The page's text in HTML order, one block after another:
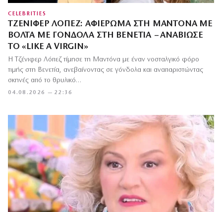
CELEBRITIES
ΤΖΈΝΙΦΕΡ ΛΌΠΕΖ: ΑΦΙΈΡΩΜΑ ΣΤΗ ΜΑΝΤΌΝΑ ΜΕ
ΒΌΛΤΑ ΜΕ ΓΌΝΔΟΛΑ ΣΤΗ ΒΕΝΕΤΊΑ – ΑΝΑΒΊΩΣΕ
ΤΟ «LIKE A VIRGIN»
04.08.2026 — 22:36
Η Τζένιφερ Λόπεζ τίμησε τη Μαντόνα με έναν νοσταλγικό φόρο
τιμής στη Βενετία, ανεβαίνοντας σε γόνδολα και αναπαριστώντας
σκηνές από το θρυλικό…